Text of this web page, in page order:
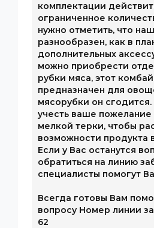
комплектации
ограниченное
нужно отметить, что
разнообразен, как в
дополнительных
можно приобрести
рубки мяса, этот
предназначен для
мясорубки он
учесть ваше
мелкой терки, чтобы
возможности продукта
Если у Вас останутся
обратиться на линию
специалисты помогут
Всегда готовы Вам
вопросу Номер линии
62